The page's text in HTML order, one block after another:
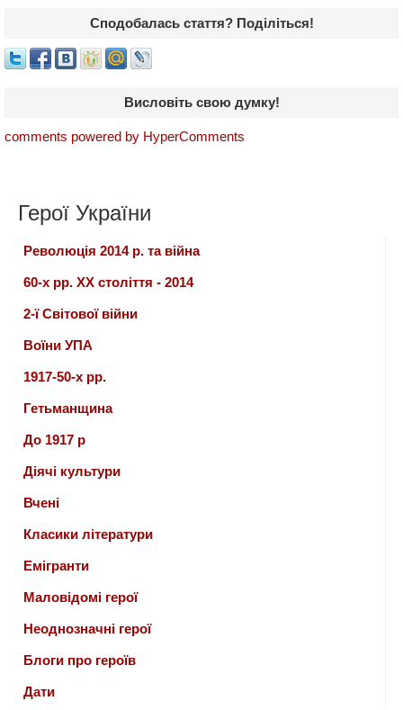
Сподобалась стаття? Поділіться!
Висловіть свою думку!
comments powered by HyperComments
Герої України
Революція 2014 р. та війна
60-х рр. ХХ століття - 2014
2-ї Світової війни
Воїни УПА
1917-50-х рр.
Гетьманщина
До 1917 р
Діячі культури
Вчені
Класики літератури
Емігранти
Маловідомі герої
Неоднозначні герої
Блоги про героїв
Дати